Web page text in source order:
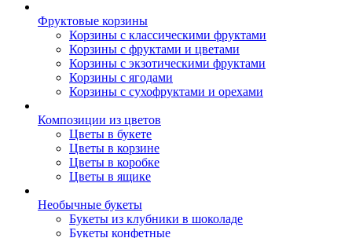
Фруктовые корзины
Корзины с классическими фруктами
Корзины с фруктами и цветами
Корзины с экзотическими фруктами
Корзины с ягодами
Корзины c сухофруктами и орехами
Композиции из цветов
Цветы в букете
Цветы в корзине
Цветы в коробке
Цветы в ящике
Необычные букеты
Букеты из клубники в шоколаде
Букеты конфетные